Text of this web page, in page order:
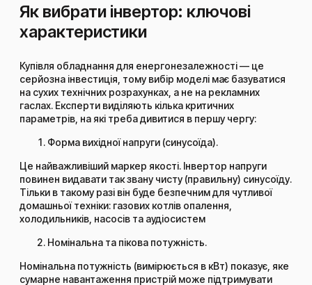
Як вибрати інвертор: ключові
характеристики
Купівля обладнання для енергонезалежності — це
серйозна інвестиція, тому вибір моделі має базуватися
на сухих технічних розрахунках, а не на рекламних
гаслах. Експерти виділяють кілька критичних
параметрів, на які треба дивитися в першу чергу:
Форма вихідної напруги (синусоїда).
Це найважливіший маркер якості. Інвертор напруги
повинен видавати так звану чисту (правильну) синусоїду.
Тільки в такому разі він буде безпечним для чутливої
домашньої техніки: газових котлів опалення,
холодильників, насосів та аудіосистем
Номінальна та пікова потужність.
Номінальна потужність (вимірюється в кВт) показує, яке
сумарне навантаження пристрій може підтримувати